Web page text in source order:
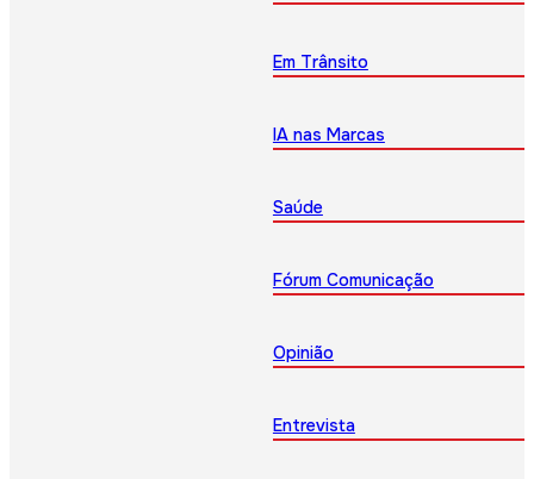
Em Trânsito
IA nas Marcas
Saúde
Fórum Comunicação
Opinião
Entrevista